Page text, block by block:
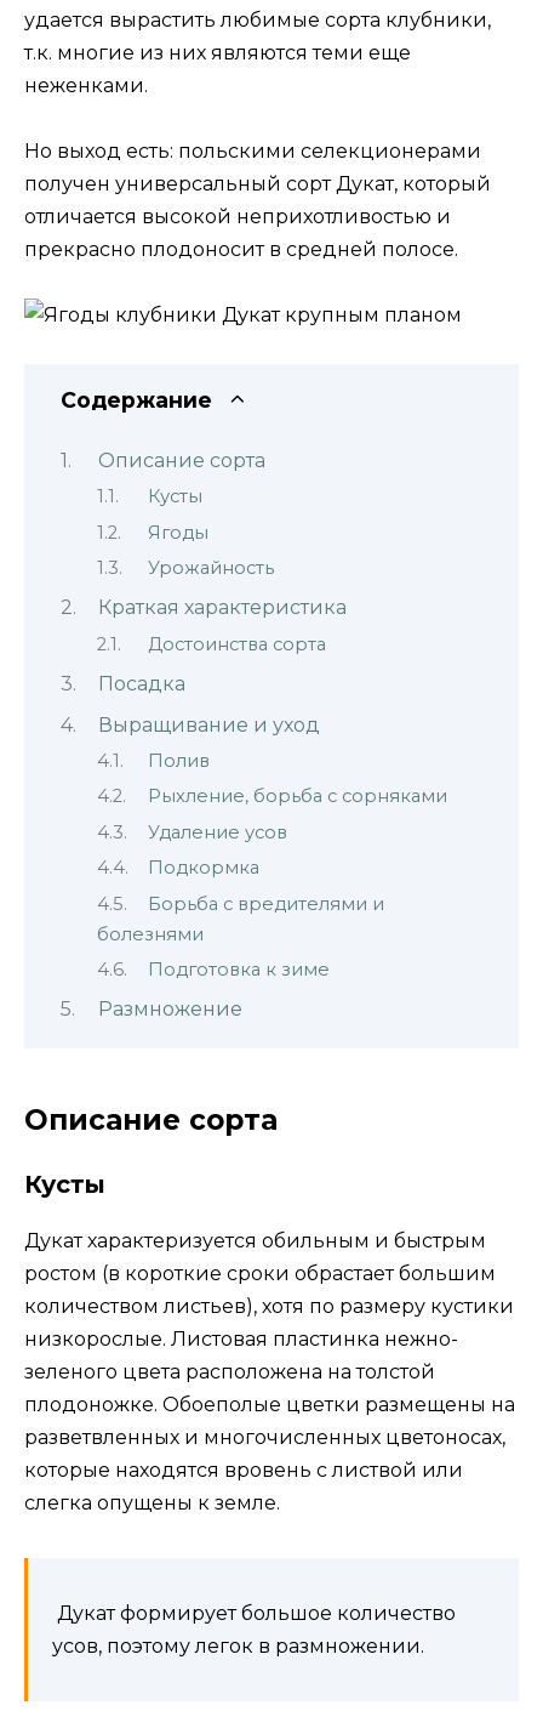
удается вырастить любимые сорта клубники,
т.к. многие из них являются теми еще
неженками.
Но выход есть: польскими селекционерами
получен универсальный сорт Дукат, который
отличается высокой неприхотливостью и
прекрасно плодоносит в средней полосе.
Содержание
Описание сорта
Кусты
Ягоды
Урожайность
Краткая характеристика
Достоинства сорта
Посадка
Выращивание и уход
Полив
Рыхление, борьба с сорняками
Удаление усов
Подкормка
Борьба с вредителями и
болезнями
Подготовка к зиме
Размножение
Описание сорта
Кусты
Дукат характеризуется обильным и быстрым
ростом (в короткие сроки обрастает большим
количеством листьев), хотя по размеру кустики
низкорослые. Листовая пластинка нежно-
зеленого цвета расположена на толстой
плодоножке. Обоеполые цветки размещены на
разветвленных и многочисленных цветоносах,
которые находятся вровень с листвой или
слегка опущены к земле.
Дукат формирует большое количество
усов, поэтому легок в размножении.